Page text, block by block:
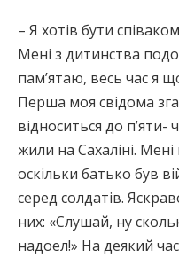
– Я хотів бути
Мені з дитинства
пам’ятаю, весь час я
Перша моя свідома
відноситься до п’яти-
жили на Сахаліні.
оскільки батько був
серед солдатів.
них: «Слушай, ну
надоел!» На деякий